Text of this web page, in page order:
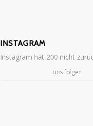
INSTAGRAM
Instagram hat 200 nicht
uns folgen